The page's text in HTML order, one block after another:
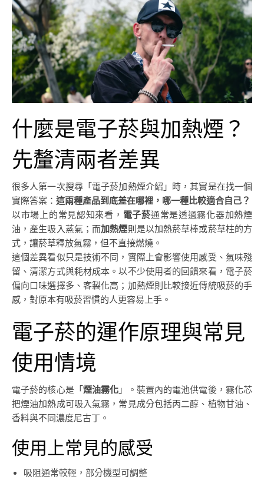
什麼是電子菸與加熱煙？
先釐清兩者差異
很多人第一次搜尋「電子菸加熱煙介紹」時，其實是在找一個
實際答案： 這兩種產品到底差在哪裡，哪一種比較適合自己？
以市場上的常見認知來看， 電子菸通常是透過霧化器加熱煙
油，產生吸入蒸氣；而加熱煙則是以加熱菸草棒或菸草柱的方
式，讓菸草釋放氣霧，但不直接燃燒。
這個差異看似只是技術不同，實際上會影響使用感受、氣味殘
留、清潔方式與耗材成本。以不少使用者的回饋來看，電子菸
偏向口味選擇多、客製化高；加熱煙則比較接近傳統吸菸的手
感，對原本有吸菸習慣的人更容易上手。
電子菸的運作原理與常見
使用情境
電子菸的核心是「煙油霧化 」。裝置內的電池供電後，霧化芯
把煙油加熱成可吸入氣霧，常見成分包括丙二醇、植物甘油、
香料與不同濃度尼古丁。
使用上常見的感受
吸阻通常較輕，部分機型可調整